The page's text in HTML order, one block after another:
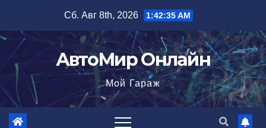
содержимому
Сб. Авг 8th, 2026 1:42:36 AM
АвтоМир Онлайн
Мой Гараж